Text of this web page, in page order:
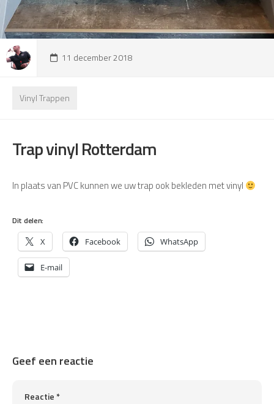
11 december 2018
Vinyl Trappen
Trap vinyl Rotterdam
In plaats van PVC kunnen we uw trap ook bekleden met vinyl
Dit delen:
X Facebook WhatsApp
E-mail
Geef een reactie
Reactie *